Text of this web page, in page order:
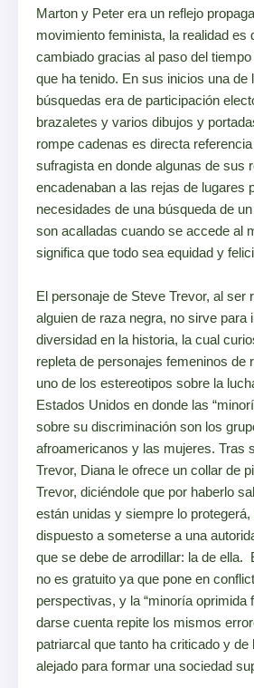
Marton y Peter era un reflejo
movimiento feminista, la realidad es
cambiado gracias al paso del
que ha tenido. En sus inicios una de
búsquedas era de participación
brazaletes y varios dibujos y
rompe cadenas es directa
sufragista en donde algunas de sus
encadenaban a las rejas de lugares
necesidades de una búsqueda de
son acalladas cuando se accede al
significa que todo sea equidad y
El personaje de Steve Trevor, al ser
alguien de raza negra, no sirve para
diversidad en la historia, la cual
repleta de personajes femeninos de
uno de los estereotipos sobre la
Estados Unidos en donde las
sobre su discriminación son los
afroamericanos y las mujeres. Tras
Trevor, Diana le ofrece un collar de
Trevor, diciéndole que por haberlo
están unidas y siempre lo
dispuesto a someterse a una
que se debe de arrodillar: la de ella.
no es gratuito ya que pone en
perspectivas, y la “minoría oprimida
darse cuenta repite los mismos
patriarcal que tanto ha criticado y de
alejado para formar una sociedad